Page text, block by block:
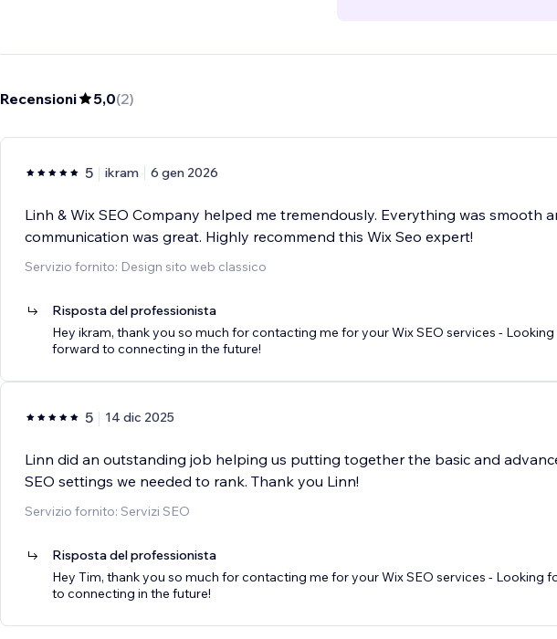
Recensioni 5,0(2)
5 ikram 6 gen 2026
Linh & Wix SEO Company helped me tremendously. Everything was smooth
communication was great. Highly recommend this Wix Seo expert!
Servizio fornito: Design sito web classico
Risposta del professionista
Hey ikram, thank you so much for contacting me for your Wix SEO services - Looking
forward to connecting in the future!
5 14 dic 2025
Linn did an outstanding job helping us putting together the basic and
SEO settings we needed to rank. Thank you Linn!
Servizio fornito: Servizi SEO
Risposta del professionista
Hey Tim, thank you so much for contacting me for your Wix SEO services - Looking
to connecting in the future!